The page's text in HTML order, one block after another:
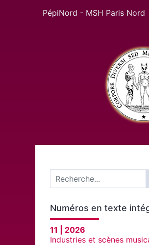
PépiNord - MSH Paris Nord
Menu principal
Numéros en texte
11 | 2026
Industries et scènes